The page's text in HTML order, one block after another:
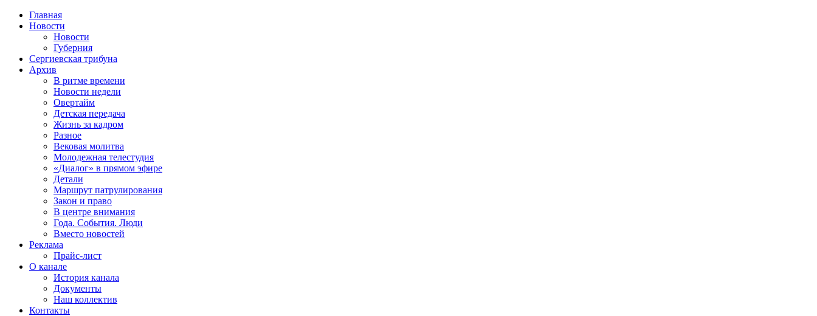
Главная
Новости
Новости
Губерния
Сергиевская трибуна
Архив
В ритме времени
Новости недели
Овертайм
Детская передача
Жизнь за кадром
Разное
Вековая молитва
Молодежная телестудия
«Диалог» в прямом эфире
Детали
Маршрут патрулирования
Закон и право
В центре внимания
Года. События. Люди
Вместо новостей
Реклама
Прайс-лист
О канале
История канала
Документы
Наш коллектив
Контакты